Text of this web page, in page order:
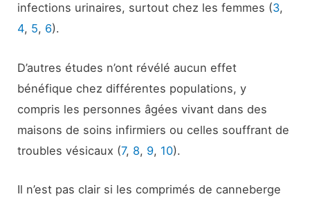
infections urinaires, surtout chez les femmes (3,
4, 5, 6).
D’autres études n’ont révélé aucun effet
bénéfique chez différentes populations, y
compris les personnes âgées vivant dans des
maisons de soins infirmiers ou celles souffrant de
troubles vésicaux (7, 8, 9, 10).
Il n’est pas clair si les comprimés de canneberge